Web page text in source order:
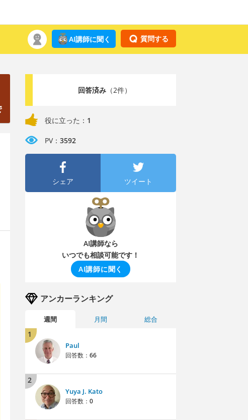
質問する
AI講師に聞く
回答済み（2件）
役に立った： 1
PV： 3592
シェア ツイート
AI講師なら
いつでも相談可能です！
AI講師に聞く
アンカーランキング
週間 月間 総合
1
Paul
回答数： 66
2
Yuya J. Kato
回答数： 0